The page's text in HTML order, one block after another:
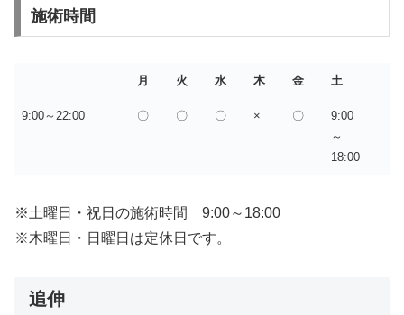
施術時間
月 火 水 木 金 土
9:00～22:00 〇 〇 〇 × 〇
9:00
～
18:00
※土曜日・祝日の施術時間 9:00～18:00
※木曜日・日曜日は定休日です。
追伸